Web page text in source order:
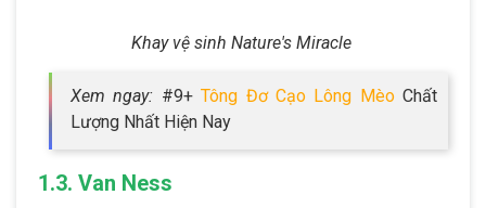
Khay vệ sinh Nature's Miracle
Xem ngay: #9+Tông Đơ Cạo Lông MèoChất
Lượng Nhất Hiện Nay
1.3. Van Ness